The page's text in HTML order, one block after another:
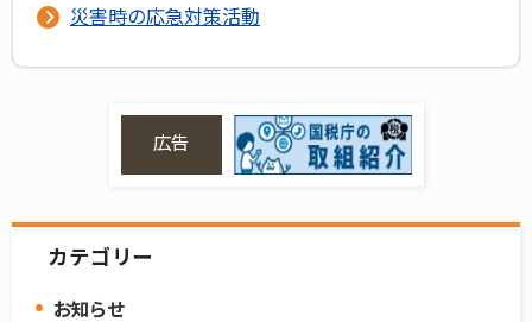
災害時の応急対策活動
広告
カテゴリー
お知らせ